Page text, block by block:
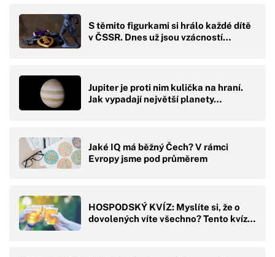
S těmito figurkami si hrálo každé dítě
v ČSSR. Dnes už jsou vzácností…
Jupiter je proti nim kulička na hraní.
Jak vypadají největší planety…
Jaké IQ má běžný Čech? V rámci
Evropy jsme pod průměrem
HOSPODSKÝ KVÍZ: Myslíte si, že o
dovolených víte všechno? Tento kvíz…